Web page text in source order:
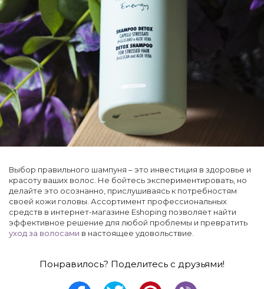
Выбор правильного шампуня – это инвестиция в здоровье и
красоту ваших волос. Не бойтесь экспериментировать, но
делайте это осознанно, прислушиваясь к потребностям
своей кожи головы. Ассортимент профессиональных
средств в интернет-магазине Eshoping позволяет найти
эффективное решение для любой проблемы и превратить
уход за волосами в настоящее удовольствие.
Понравилось? Поделитесь с друзьями!